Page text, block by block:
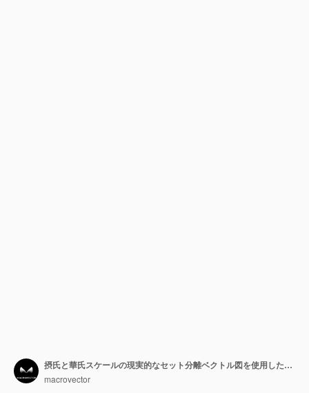
摂氏と華氏スケールの現実的なセット分離ベクトル図を使用した気象測定用の温度計要素のモックアップ
macrovector